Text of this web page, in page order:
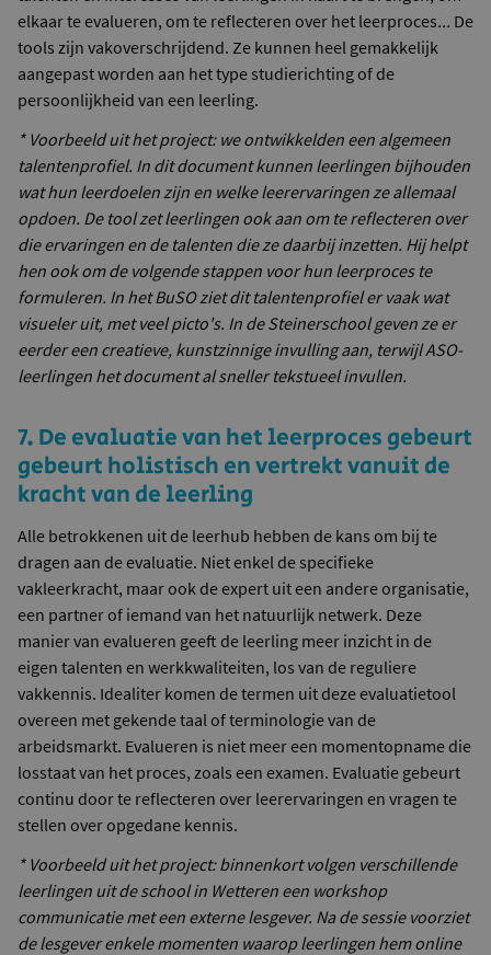
elkaar te evalueren, om te reflecteren over het leerproces... De
tools zijn vakoverschrijdend. Ze kunnen heel gemakkelijk
aangepast worden aan het type studierichting of de
persoonlijkheid van een leerling.
* Voorbeeld uit het project: we ontwikkelden een algemeen
talentenprofiel. In dit document kunnen leerlingen bijhouden
wat hun leerdoelen zijn en welke leerervaringen ze allemaal
opdoen. De tool zet leerlingen ook aan om te reflecteren over
die ervaringen en de talenten die ze daarbij inzetten. Hij helpt
hen ook om de volgende stappen voor hun leerproces te
formuleren. In het BuSO ziet dit talentenprofiel er vaak wat
visueler uit, met veel picto's. In de Steinerschool geven ze er
eerder een creatieve, kunstzinnige invulling aan, terwijl ASO-
leerlingen het document al sneller tekstueel invullen.
7. De evaluatie van het leerproces gebeurt
gebeurt holistisch en vertrekt vanuit de
kracht van de leerling
Alle betrokkenen uit de leerhub hebben de kans om bij te
dragen aan de evaluatie. Niet enkel de specifieke
vakleerkracht, maar ook de expert uit een andere organisatie,
een partner of iemand van het natuurlijk netwerk. Deze
manier van evalueren geeft de leerling meer inzicht in de
eigen talenten en werkkwaliteiten, los van de reguliere
vakkennis. Idealiter komen de termen uit deze evaluatietool
overeen met gekende taal of terminologie van de
arbeidsmarkt. Evalueren is niet meer een momentopname die
losstaat van het proces, zoals een examen. Evaluatie gebeurt
continu door te reflecteren over leerervaringen en vragen te
stellen over opgedane kennis.
* Voorbeeld uit het project:binnenkort volgen verschillende
leerlingen uit de school in Wetteren een workshop
communicatie met een externe lesgever. Na de sessie voorziet
de lesgever enkele momenten waarop leerlingen hem online